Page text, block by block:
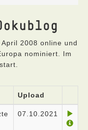
2008 online und
nominiert. Im
Upload
07.10.2021